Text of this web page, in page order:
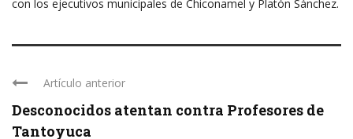
con los ejecutivos municipales de Chiconamel y Platón Sánchez.
Artículo anterior
Desconocidos atentan contra Profesores de
Tantoyuca